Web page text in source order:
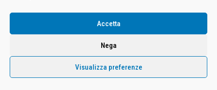
Accetta
Nega
Visualizza preferenze